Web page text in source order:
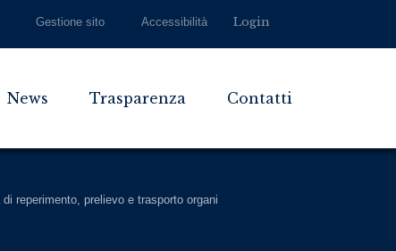
Gestione sito Accessibilità Login
News Trasparenza Contatti
reperimento, prelievo e trasporto organi